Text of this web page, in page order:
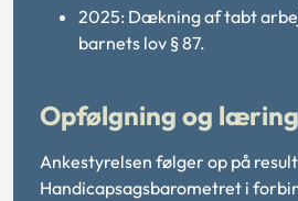
2025: Dækning af tabt
barnets lov § 87.
Opfølgning og læring
Ankestyrelsen følger op på
Handicapsagsbarometret i